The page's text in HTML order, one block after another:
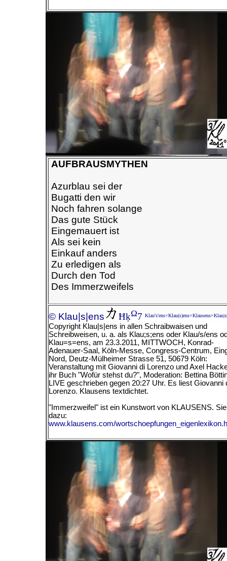
AUFBRAUSMYTHEN
Azurblau sei der
Bugatti den wir
Noch fahren solange
Das gute Stück
Eingemauert ist
Als sei kein
Einkauf anders
Zu erledigen als
Durch den Tod
Des Immerzweifels
© Klau|s|ens ĦķΩ7
Copyright Klau|s|ens in allen Schraibwaisen und
Schreibweisen, u. a. als Klau;s;ens oder Klau/s/ens
Klau=s=ens, am 23.3.2011, MITTWOCH, Konrad-
Adenauer-Saal, Köln-Messe, Congress-Centrum,
Nord, Deutz-Mülheimer Strasse 51, 50679 Köln:
Veranstaltung mit Giovanni di Lorenzo und Axel
ihr Buch "Wofür stehst du?", Moderation: Bettina
LIVE geschrieben gegen 20:27 Uhr. Es liest Giovanni
Lorenzo. Klausens textdichtet.
"Immerzweifel" ist ein Kunstwort von KLAUSENS.
dazu:
www.klausens.com/